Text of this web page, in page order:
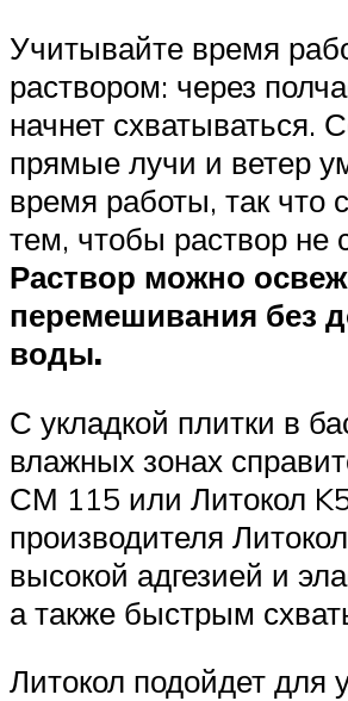
Учитывайте время
раствором: через
начнет схватываться.
прямые лучи и ветер
время работы, так что
тем, чтобы раствор не
Раствор можно
перемешивания без
воды.
С укладкой плитки в
влажных зонах
СМ 115 или Литокол
производителя
высокой адгезией и
а также быстрым
Литокол подойдет для